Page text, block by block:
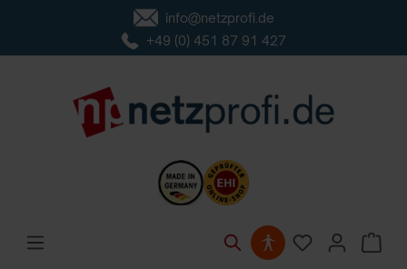
info@netzprofi.de
+49 (0) 451 87 91 427